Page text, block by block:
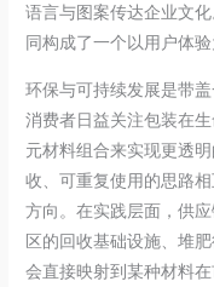
语言与图案传达企业文
同构成了一个以用户体
环保与可持续发展是带
消费者日益关注包装在
元材料组合来实现更透
收、可重复使用的思路
方向。在实践层面，供
区的回收基础设施、堆
会直接映射到某种材料